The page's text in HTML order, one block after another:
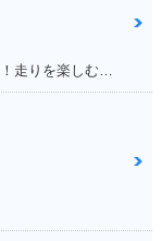
満足ポイント:パワーがあるんで速い！運転が楽！！走りを楽しむにはもってこいの1台！足回りかえるとかなり乗りやすくなります